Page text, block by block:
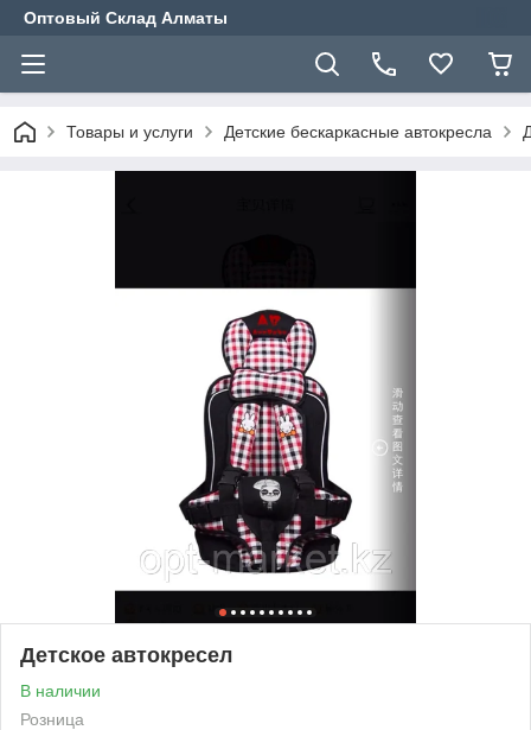
Оптовый Склад Алматы
Товары и услуги Детские бескаркасные автокресла
Детское автокресел
В наличии
Розница